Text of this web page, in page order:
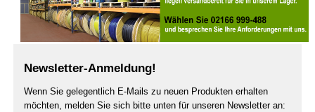
Newsletter-Anmeldung!
Wenn Sie gelegentlich E-Mails zu neuen Produkten erhalten
möchten, melden Sie sich bitte unten für unseren Newsletter an: